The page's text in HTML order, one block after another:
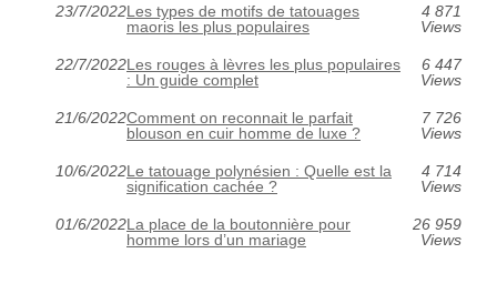
23/7/2022Les types de motifs de tatouages
maoris les plus populaires
4 871
Views
22/7/2022Les rouges à lèvres les plus populaires
: Un guide complet
6 447
Views
21/6/2022Comment on reconnait le parfait
blouson en cuir homme de luxe ?
7 726
Views
10/6/2022Le tatouage polynésien : Quelle est la
signification cachée ?
4 714
Views
01/6/2022La place de la boutonnière pour
homme lors d’un mariage
26 959
Views